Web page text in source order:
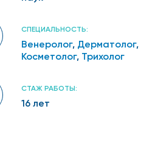
СПЕЦИАЛЬНОСТЬ:
Венеролог, Дерматолог,
Косметолог, Трихолог
СТАЖ РАБОТЫ:
16 лет